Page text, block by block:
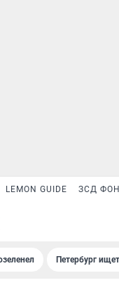
LEMON GUIDE ЗСД
Петербург